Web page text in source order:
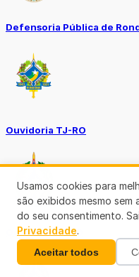
Defensoria Pública de
Ouvidoria TJ-RO
Ouvidoria GERO
Usamos cookies para
são exibidos mesmo
do seu consentimento.
Privacidade.
Aceitar todos